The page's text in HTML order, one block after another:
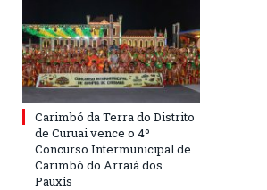
Carimbó da Terra do Distrito
de Curuai vence o 4º
Concurso Intermunicipal de
Carimbó do Arraiá dos
Pauxis